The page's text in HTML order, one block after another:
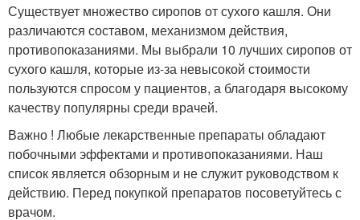
Существует множество сиропов от сухого кашля. Они
различаются составом, механизмом действия,
противопоказаниями. Мы выбрали 10 лучших сиропов от
сухого кашля, которые из-за невысокой стоимости
пользуются спросом у пациентов, а благодаря высокому
качеству популярны среди врачей.
Важно ! Любые лекарственные препараты обладают
побочными эффектами и противопоказаниями. Наш
список является обзорным и не служит руководством к
действию. Перед покупкой препаратов посоветуйтесь с
врачом.